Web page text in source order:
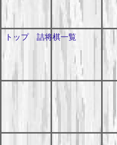
トップ 詰将棋一覧